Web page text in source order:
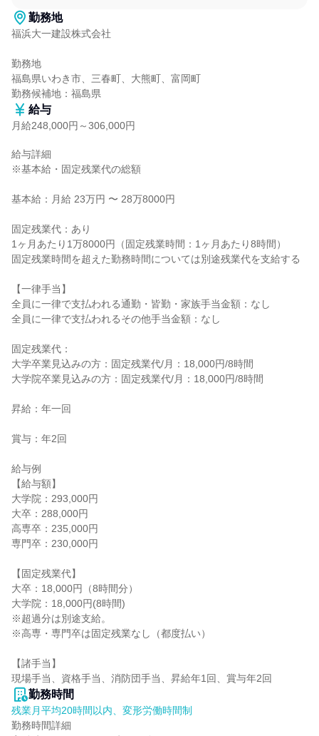
勤務地
福浜大一建設株式会社
勤務地
福島県いわき市、三春町、大熊町、富岡町
勤務候補地：福島県
給与
月給248,000円～306,000円
給与詳細
※基本給・固定残業代の総額
基本給：月給 23万円 〜 28万8000円
固定残業代：あり
1ヶ月あたり1万8000円（固定残業時間：1ヶ月あたり8時間）
固定残業時間を超えた勤務時間については別途残業代を支給する
【一律手当】
全員に一律で支払われる通勤・皆勤・家族手当金額：なし
全員に一律で支払われるその他手当金額：なし
固定残業代：
大学卒業見込みの方：固定残業代/月：18,000円/8時間
大学院卒業見込みの方：固定残業代/月：18,000円/8時間
昇給：年一回
賞与：年2回
給与例
【給与額】
大学院：293,000円
大卒：288,000円
高専卒：235,000円
専門卒：230,000円
【固定残業代】
大卒：18,000円（8時間分）
大学院：18,000円(8時間)
※超過分は別途支給。
※高専・専門卒は固定残業なし（都度払い）
【諸手当】
現場手当、資格手当、消防団手当、昇給年1回、賞与年2回
勤務時間
残業月平均20時間以内、変形労働時間制
勤務時間詳細